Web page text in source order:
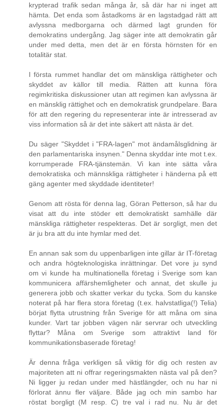
krypterad trafik sedan många år, så där har ni inget att
hämta. Det enda som åstadkoms är en lagstadgad rätt att
avlyssna medborgarna och därmed lagt grunden för
demokratins undergång. Jag säger inte att demokratin går
under med detta, men det är en första hörnsten för en
totalitär stat.
I första rummet handlar det om mänskliga rättigheter och
skyddet av källor till media. Rätten att kunna föra
regimkritiska diskussioner utan att regimen kan avlyssna är
en mänsklig rättighet och en demokratisk grundpelare. Bara
för att den regering du representerar inte är intresserad av
viss information så är det inte säkert att nästa är det.
Du säger "Skyddet i "FRA-lagen" mot ändamålsglidning är
den parlamentariska insynen." Denna skyddar inte mot t.ex.
korrumperade FRA-tjänstemän. Vi kan inte sätta våra
demokratiska och männskliga rättigheter i händerna på ett
gäng agenter med skyddade identiteter!
Genom att rösta för denna lag, Göran Petterson, så har du
visat att du inte stöder ett demokratiskt samhälle där
mänskliga rättigheter respekteras. Det är sorgligt, men det
är ju bra att du inte hymlar med det.
En annan sak som du uppenbarligen inte gillar är IT-företag
och andra högteknologiska inrättningar. Det vore ju synd
om vi kunde ha multinationella företag i Sverige som kan
kommunicera affärshemligheter och annat, det skulle ju
generera jobb och skatter verkar du tycka. Som du kanske
noterat på har flera stora företag (t.ex. halvstatliga(!) Telia)
börjat flytta utrustning från Sverige för att måna om sina
kunder. Vart tar jobben vägen när servrar och utveckling
flyttar? Måna om Sverige som attraktivt land för
kommunikationsbaserade företag!
Är denna fråga verkligen så viktig för dig och resten av
majoriteten att ni offrar regeringsmakten nästa val på den?
Ni ligger ju redan under med hästlängder, och nu har ni
förlorat ännu fler väljare. Både jag och min sambo har
röstat borgligt (M resp. C) tre val i rad nu. Nu är det